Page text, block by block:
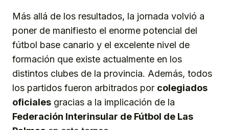
Más allá de los resultados, la jornada volvió a
poner de manifiesto el enorme potencial del
fútbol base canario y el excelente nivel de
formación que existe actualmente en los
distintos clubes de la provincia. Además, todos
los partidos fueron arbitrados por colegiados
oficiales gracias a la implicación de la
Federación Interinsular de Fútbol de Las